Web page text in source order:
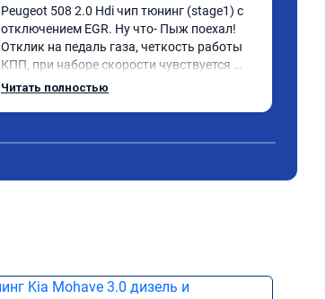
Peugeot 508 2.0 Hdi чип тюнинг (stage1) с
отключением EGR. Ну что- Пыж поехал!
Отклик на педаль газа, четкость работы
КПП, при наборе скорости чувствуется
солидный запас мощности. Ребята
Читать полностью